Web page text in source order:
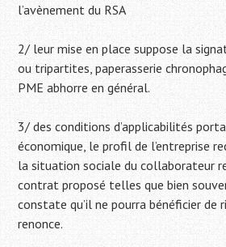
l’avènement du RSA
2/ leur mise en place suppose la
ou tripartites, paperasserie
PME abhorre en général.
3/ des conditions d’applicabilités
économique, le profil de l’entreprise
la situation sociale du collaborateur
contrat proposé telles que bien
constate qu’il ne pourra bénéficier de
renonce.